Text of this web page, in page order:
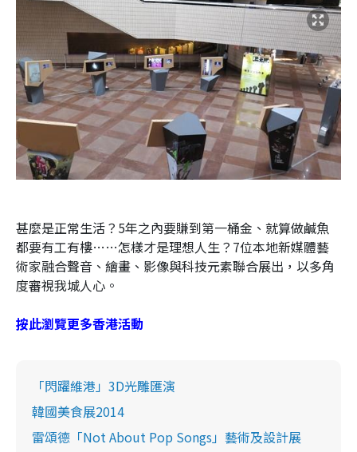
甚麼是正常生活？5年之內要賺到第一桶金、就算做鹹魚
都要有工有樓……怎樣才是理想人生？7位本地新媒體藝
術家融合聲音、繪畫、影像與科技元素聯合展出，以多角
度審視我城人心。
按此瀏覽更多香港活動
「閃躍維港」3D光雕匯演
韓國美食展2014
雷頌德「Not About Pop Songs」藝術及設計展